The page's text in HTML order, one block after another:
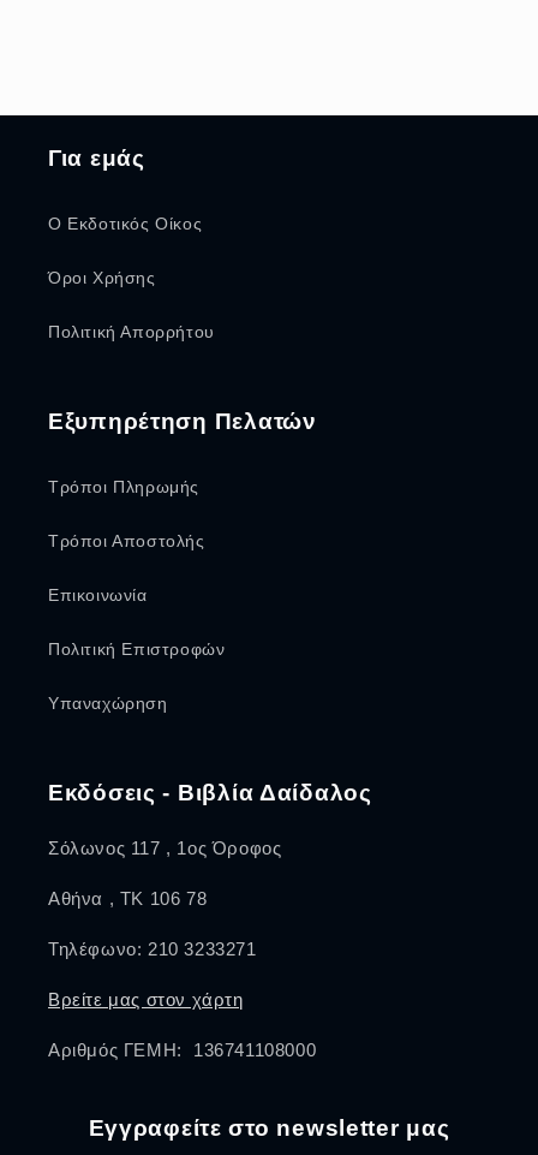
Για εμάς
Ο Εκδοτικός Οίκος
Όροι Χρήσης
Πολιτική Απορρήτου
Εξυπηρέτηση Πελατών
Τρόποι Πληρωμής
Τρόποι Αποστολής
Επικοινωνία
Πολιτική Επιστροφών
Υπαναχώρηση
Εκδόσεις - Βιβλία Δαίδαλος
Σόλωνος 117 , 1ος Όροφος
Αθήνα , ΤΚ 106 78
Τηλέφωνο: 210 3233271
Βρείτε μας στον χάρτη
Αριθμός ΓΕΜΗ: 136741108000
Εγγραφείτε στο newsletter μας